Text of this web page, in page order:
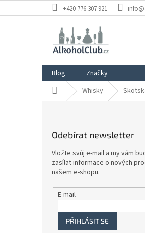
na
+420 776 307 921
Blog
Značky
Domů Whisky
Odebírat newsletter
Vložte svůj e-mail a my vám
zasílat informace o nových
našem e-shopu.
E-mail
PŘIHLÁSIT SE